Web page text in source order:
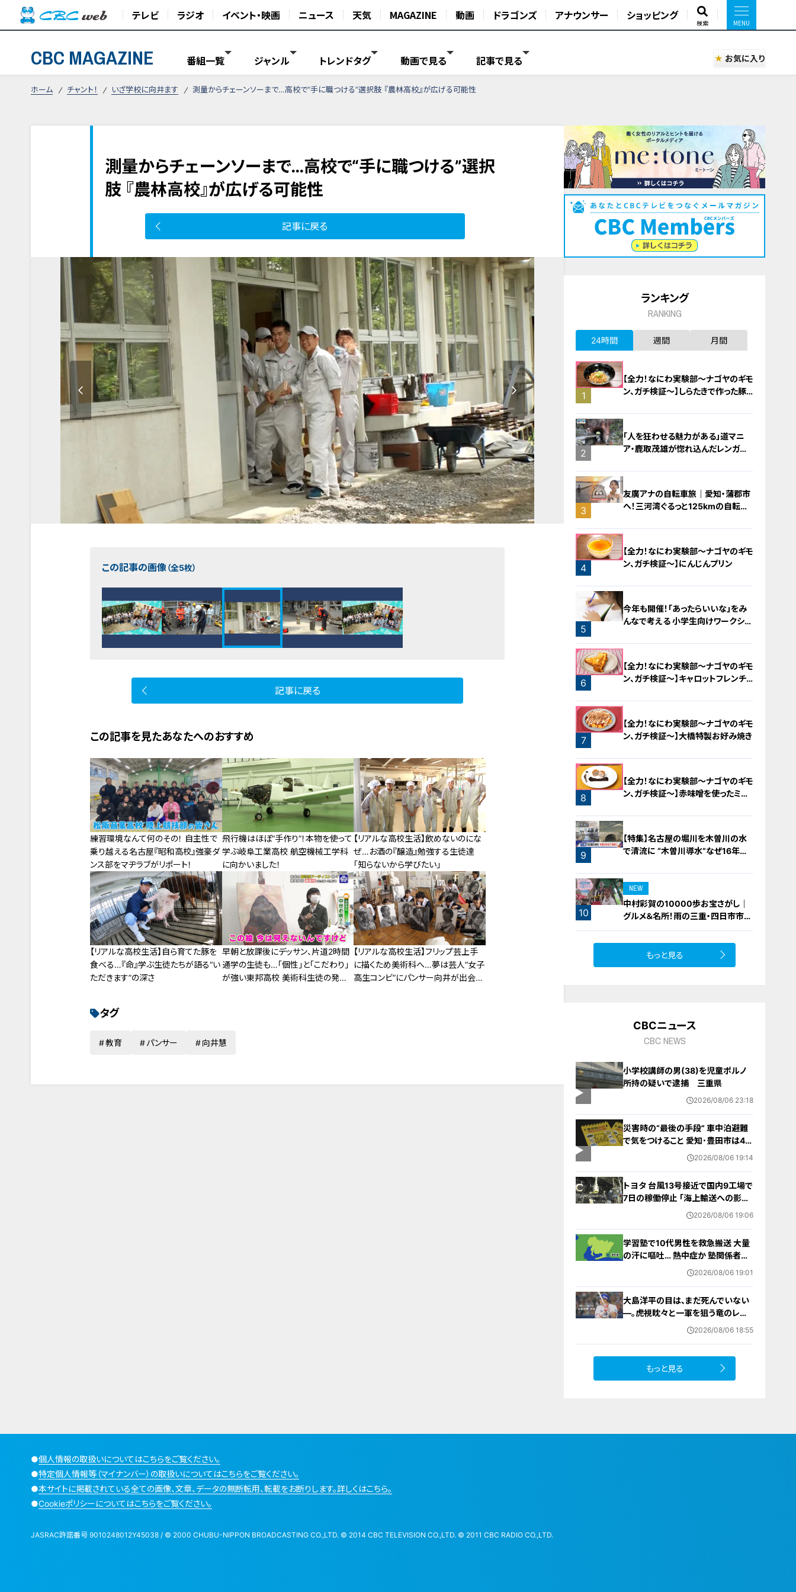
テレビ ラジオ イベント・映画 ニュース 天気 MAGAZINE 動画 ドラゴンズ アナウンサー ショッピング
検索
CBC MAGAZINE 番組一覧 ジャンル トレンドタグ 動画で見る 記事で見る お気に入り
ホーム チャント！ いざ学校に向井ます 測量からチェーンソーまで…高校で“手に職つける”選択肢 『農林高校』が広げる可能性
測量からチェーンソーまで…高校で“手に職つける”選択
肢 『農林高校』が広げる可能性
記事に戻る
この記事の画像（全5枚）
記事に戻る
この記事を見たあなたへのおすすめ
練習環境なんて何のその！ 自主性で
乗り越える名古屋『昭和高校』強豪ダ
ンス部をマヂラブがリポート！
飛行機はほぼ“手作り”！本物を使って
学ぶ岐阜工業高校 航空機械工学科
に向かいました！
【リアルな高校生活】飲めないのにな
ぜ…お酒の『醸造』勉強する生徒達
「知らないから学びたい」
【リアルな高校生活】自ら育てた豚を
食べる…『命』学ぶ生徒たちが語る“い
ただきます”の深さ
早朝と放課後にデッサン、片道2時間
通学の生徒も…「個性」と「こだわり」
が強い東邦高校 美術科生徒の発想
【リアルな高校生活】フリップ芸上手
に描くため美術科へ…夢は芸人“女子
高生コンビ”にパンサー向井が出会っ
タグ
教育 パンサー 向井慧
ランキング
RANKING
24時間 週間 月間
1
【全力！なにわ実験部～ナゴヤのギモ
ン、ガチ検証～】しらたきで作った豚
2
「人を狂わせる魅力がある」道マニ
ア・鹿取茂雄が惚れ込んだレンガの
3
友廣アナの自転車旅｜愛知・蒲郡市
へ！三河湾ぐるっと125kmの自転車
4
【全力！なにわ実験部～ナゴヤのギモ
ン、ガチ検証～】にんじんプリン
5
今年も開催！「あったらいいな」をみ
んなで考える 小学生向けワークショ
6
【全力！なにわ実験部～ナゴヤのギモ
ン、ガチ検証～】キャロットフレンチ
7
【全力！なにわ実験部～ナゴヤのギモ
ン、ガチ検証～】大橋特製お好み焼き
8
【全力！なにわ実験部～ナゴヤのギモ
ン、ガチ検証～】赤味噌を使ったミル
9
【特集】名古屋の堀川を木曽川の水
で清流に “木曽川導水”なぜ16年ぶ
10
NEW
中村彩賀の10000歩お宝さがし｜
グルメ＆名所！雨の三重・四日市市で
お宝探し【チャント！特集】
もっと見る
CBCニュース
CBC NEWS
小学校講師の男(38)を児童ポルノ
所持の疑いで逮捕 三重県
2026/08/06 23:18
災害時の“最後の手段” 車中泊避難
で気をつけること 愛知･豊田市は4年
前からマニュアル作成 最悪の場合2026/08/06 19:14
トヨタ 台風13号接近で国内9工場で
7日の稼働停止 ｢海上輸送への影響
を踏まえ判断｣ 夏季連休明けの17日
2026/08/06 19:06
学習塾で10代男性を救急搬送 大量
の汗に嘔吐… 熱中症か 塾関係者が
消防に通報 名古屋 2026/08/06 19:01
大島洋平の目は、まだ死んでいない
―。虎視眈々と一軍を狙う竜のレジ
ェンドが明かした現状とドラゴンズ
2026/08/06 18:55
もっと見る
●個人情報の取扱いについてはこちらをご覧ください。
●特定個人情報等（マイナンバー）の取扱いについてはこちらをご覧ください。
●本サイトに掲載されている全ての画像、文章、データの無断転用、転載をお断りします。詳しくはこちら。
●Cookieポリシーについてはこちらをご覧ください。
JASRAC許諾番号 9010248012Y45038 / © 2000 CHUBU-NIPPON BROADCASTING CO.,LTD. © 2014 CBC TELEVISION CO.,LTD. © 2011 CBC RADIO CO.,LTD.